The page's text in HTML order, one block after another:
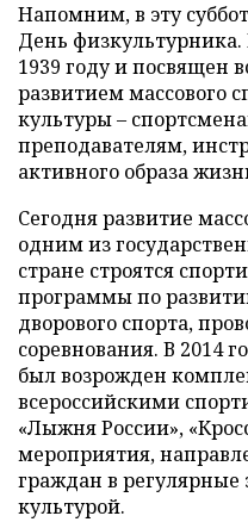
Напомним, в эту
День
1939 году и посвящен
развитием массового
культуры –
преподавателям,
активного образа
Сегодня развитие
одним из
стране строятся
программы по
дворового спорта,
соревнования. В 2014
был возрожден
всероссийскими
«Лыжня России»,
мероприятия,
граждан в регулярные
культурой.